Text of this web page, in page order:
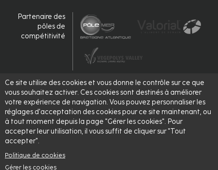
Ce site utilise des cookies et vous donne le contrôle sur ce que
vous souhaitez activer. Ces cookies sont destinés à améliorer
votre expérience de navigation. Vous pouvez personnaliser les
réglages d'acceptation des cookies pour ce site maintenant, ou
à tout moment depuis la page "Gérer les cookies". Pour
accepter leur utilisation, il vous suffit de cliquer sur "Tout
accepter".
Politique de cookies
Gérer les cookies
Partenaire des
pôles de
compétitivité
Accrédité,
labellisé